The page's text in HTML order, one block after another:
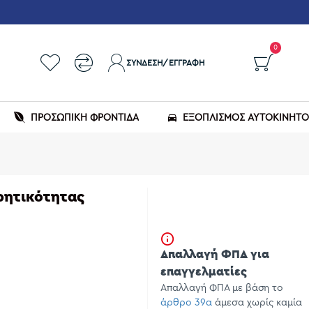
ΣΎΝΔΕΣΗ/ΕΓΓΡΑΦΉ
0
ΠΡΟΣΩΠΙΚΗ ΦΡΟΝΤΙΔΑ ΕΞΟΠΛΙΣΜΌΣ
Απαλλαγή ΦΠΑ για
επαγγελματίες
Απαλλαγή ΦΠΑ με βάση το
άρθρο 39α άμεσα χωρίς καμία